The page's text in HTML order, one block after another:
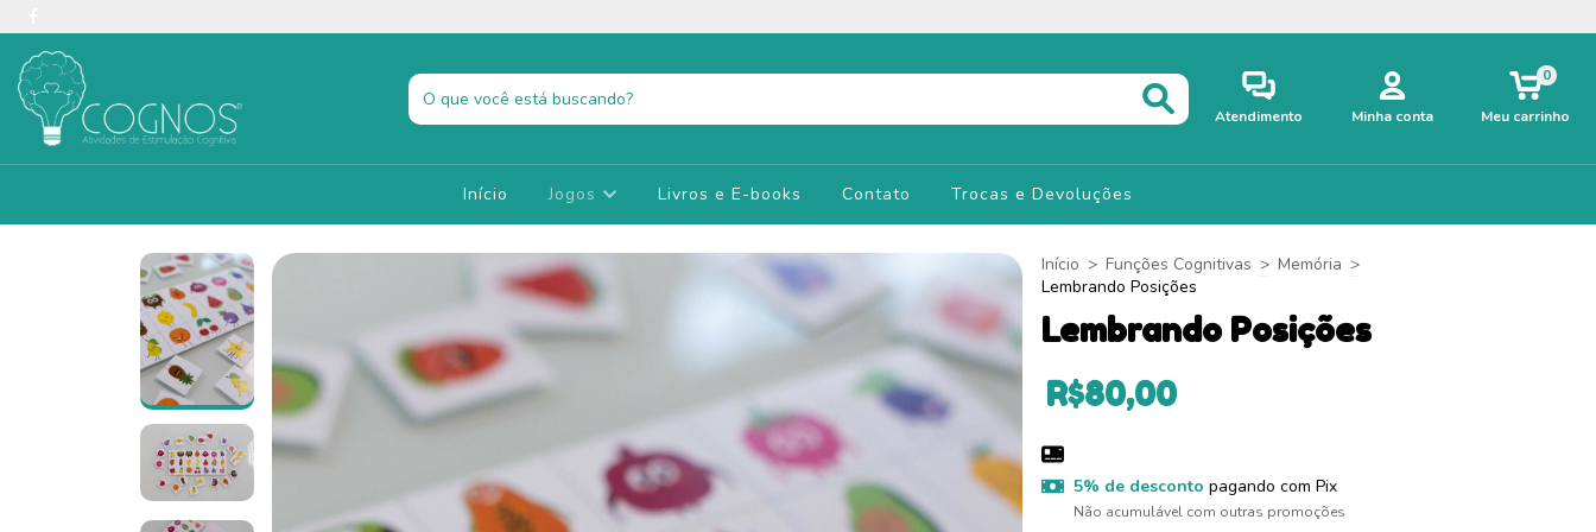
Atendimento Minha conta Meu carrinho
0
Início Jogos Livros e E-books Contato Trocas e Devoluções
Início > Funções Cognitivas > Memória >
Lembrando Posições
Lembrando Posições
R$80,00
5% de desconto pagando com Pix
Não acumulável com outras promoções